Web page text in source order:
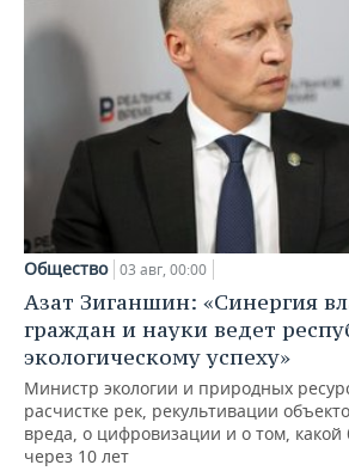
Общество 03 авг, 00:00
Азат Зиганшин: «Синергия
граждан и науки ведет
экологическому успеху»
Министр экологии и природных
расчистке рек, рекультивации
вреда, о цифровизации и о том, какой
через 10 лет